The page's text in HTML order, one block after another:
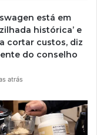
está em
histórica’ e
cortar custos, diz
do conselho
atrás